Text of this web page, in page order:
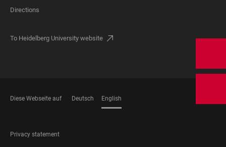
Directions
To Heidelberg University website
Diese Webseite auf Deutsch English
FOOTER
Privacy statement